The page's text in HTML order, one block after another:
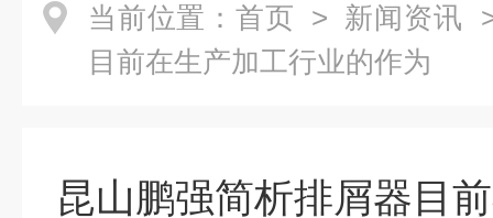
当前位置： 首页 > 新闻资讯
目前在生产加工行业的作为
昆山鹏强简析排屑器目